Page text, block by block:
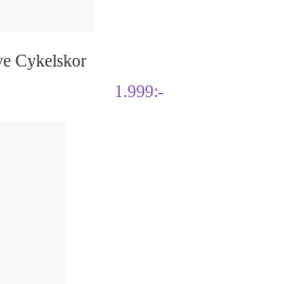
Cykelskor
1.999:-